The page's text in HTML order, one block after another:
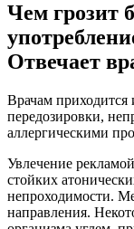
Чем грозит
Отвечает
Врачам приходится
передозировки,
аллергическими
Увлечение
стойких
непроходимости.
направления.